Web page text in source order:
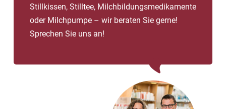
Stillkissen, Stilltee, Milchbildungsmedikamente
oder Milchpumpe – wir beraten Sie gerne!
Sprechen Sie uns an!